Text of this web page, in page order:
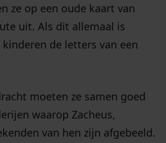
ze op een oude kaart van
uit. Als dit allemaal is
de letters van een
moeten ze samen goed
waarop Zacheus,
van hen zijn afgebeeld.